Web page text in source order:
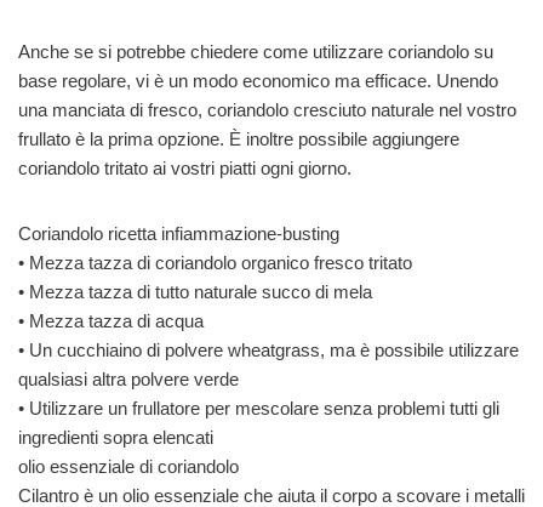
Anche se si potrebbe chiedere come utilizzare coriandolo su
base regolare, vi è un modo economico ma efficace. Unendo
una manciata di fresco, coriandolo cresciuto naturale nel vostro
frullato è la prima opzione. È inoltre possibile aggiungere
coriandolo tritato ai vostri piatti ogni giorno.
Coriandolo ricetta infiammazione-busting
• Mezza tazza di coriandolo organico fresco tritato
• Mezza tazza di tutto naturale succo di mela
• Mezza tazza di acqua
• Un cucchiaino di polvere wheatgrass, ma è possibile utilizzare
qualsiasi altra polvere verde
• Utilizzare un frullatore per mescolare senza problemi tutti gli
ingredienti sopra elencati
olio essenziale di coriandolo
Cilantro è un olio essenziale che aiuta il corpo a scovare i metalli